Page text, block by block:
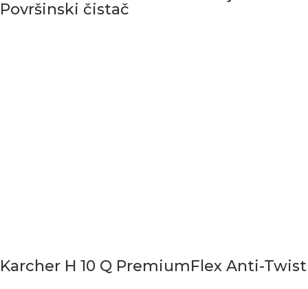
Površinski čistač
Karcher H 10 Q PremiumFlex Anti-Twist